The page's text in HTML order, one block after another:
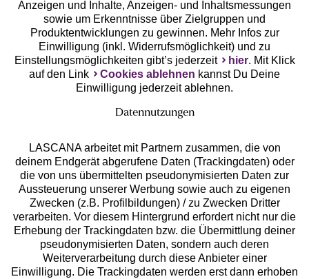
Modellen ganz in Schwarz. Tankinis in Erdfarben und
mit Ethnomuster betonen Deine zart gebräunte Haut
und strahlen eine zurückhaltende Eleganz aus.
Modelle wie diese findest du zum Beispiel vonJette
oder Buffalo.
Fröhliche Farben: Steht Dir stattdessen der Sinn nach
und schmeichelnden Farbtönen. Rot ist ein
endlose Tage am Meer, an den Duft von Salzwasser
und Sand.
Modische Mixes: Die Kombination aus schwarzer
Hose und auffälligem Top ist perfekt, um deine Hüfte
schmaler zu zaubern und die Blicke nach oben zu
lenken. Verspielte Details, wie Perlen am Dekolleté,
Oberteile in Wickeloptik oder auch Bindebänder an
der Bikinihose machen noch mehr aus deinem
Tankini – nämlich einen echten Eyecatcher.
Geprüfte Sicherheit
Gratis Versand ab 50 €
Anzeigen und Inhalte, Anzeigen- und Inhaltsmessungen
sowie um Erkenntnisse über Zielgruppen und
Produktentwicklungen zu gewinnen. Mehr Infos zur
Einwilligung (inkl. Widerrufsmöglichkeit) und zu
Einstellungsmöglichkeiten gibt’s jederzeit
hier. Mit Klick
auf den Link
Cookies ablehnen kannst Du Deine
Einwilligung jederzeit ablehnen.
Datennutzungen
LASCANA arbeitet mit Partnern zusammen, die von
deinem Endgerät abgerufene Daten (Trackingdaten) oder
die von uns übermittelten pseudonymisierten Daten zur
Aussteuerung unserer Werbung sowie auch zu eigenen
Zwecken (z.B. Profilbildungen) / zu Zwecken Dritter
verarbeiten. Vor diesem Hintergrund erfordert nicht nur die
Erhebung der Trackingdaten bzw. die Übermittlung deiner
pseudonymisierten Daten, sondern auch deren
Weiterverarbeitung durch diese Anbieter einer
Einwilligung. Die Trackingdaten werden erst dann erhoben